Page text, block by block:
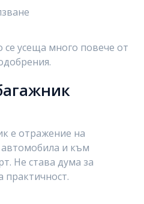
усеща много повече от
е отражение на
и към
Не става дума за
практичност.